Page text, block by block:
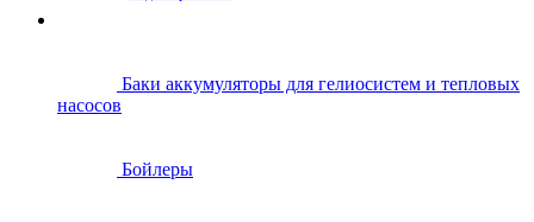
Баки аккумуляторы для гелиосистем и тепловых
насосов
Бойлеры